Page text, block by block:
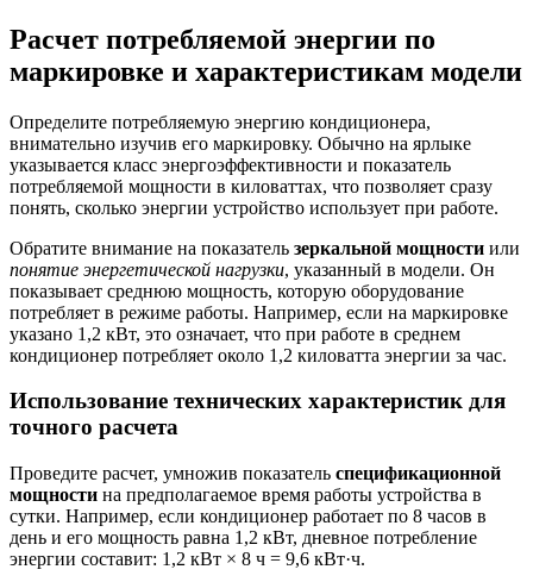
Расчет потребляемой энергии по
маркировке и характеристикам модели
Определите потребляемую энергию кондиционера,
внимательно изучив его маркировку. Обычно на ярлыке
указывается класс энергоэффективности и показатель
потребляемой мощности в киловаттах, что позволяет сразу
понять, сколько энергии устройство использует при работе.
Обратите внимание на показатель зеркальной мощности или
понятие энергетической нагрузки, указанный в модели. Он
показывает среднюю мощность, которую оборудование
потребляет в режиме работы. Например, если на маркировке
указано 1,2 кВт, это означает, что при работе в среднем
кондиционер потребляет около 1,2 киловатта энергии за час.
Использование технических характеристик для
точного расчета
Проведите расчет, умножив показатель спецификационной
мощности на предполагаемое время работы устройства в
сутки. Например, если кондиционер работает по 8 часов в
день и его мощность равна 1,2 кВт, дневное потребление
энергии составит: 1,2 кВт × 8 ч = 9,6 кВт·ч.